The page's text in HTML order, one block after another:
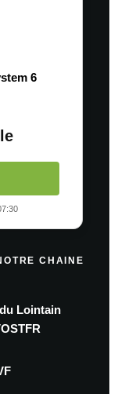
6
CHAINE
Lointain